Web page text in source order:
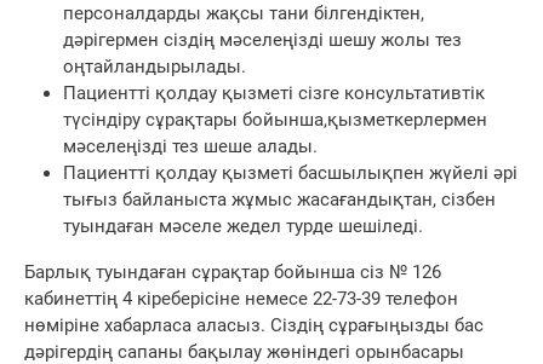
персоналдарды жақсы тани білгендіктен,
дәрігермен сіздің мәселеңізді шешу жолы тез
оңтайландырылады.
Пациентті қолдау қызметі сізге консультативтік
түсіндіру сұрақтары бойынша,қызметкерлермен
мәселеңізді тез шеше алады.
Пациентті қолдау қызметі басшылықпен жүйелі әрі
тығыз байланыста жұмыс жасағандықтан, сізбен
туындаған мәселе жедел турде шешіледі.
Барлық туындаған сұрақтар бойынша сіз № 126
кабинеттің 4 кіреберісіне немесе 22-73-39 телефон
нөміріне хабарласа аласыз. Сіздің сұрағыңызды бас
дәрігердің сапаны бақылау жөніндегі орынбасары